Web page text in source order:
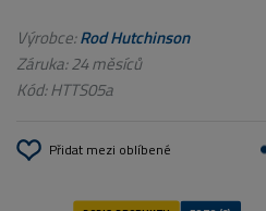
Výrobce:Rod Hutchinson
Záruka: 24 měsíců
Kód:HTTS05a
Přidat mezi oblíbené